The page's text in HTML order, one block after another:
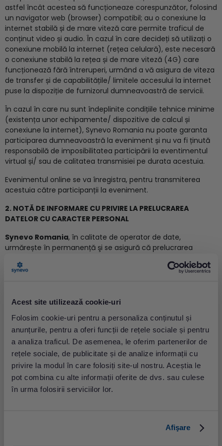
Acest site utilizează cookie-uri
Folosim cookie-uri pentru a personaliza conținutul și
anunțurile, pentru a oferi funcții de rețele sociale și pentru
a analiza traficul. De asemenea, le oferim partenerilor de
rețele sociale, de publicitate și de analize informații cu
privire la modul în care folosiți site-ul nostru. Aceștia le
pot combina cu alte informații oferite de dvs. sau culese
în urma folosirii serviciilor lor.
Afişare
astfel încât acestea să funcționeaze corespunzător, folosind
un navigator web (browser) compatibil; au o conexiune la
internet stabilă și de mare viteză care permite traficul de
conținut video și audio. În cazul în care decideți să utilizați o
conexiune mobilă la internet (rețea celulară), este necesară
o conexiune stabilă la rețea și de mare viteză (4G) care
funcționează fără întreruperi, urmând a vă asigura de viteza
de transfer și de capabilitățile/ limitele accesului la internet
puse la dispoziție de furnizorul dumneavoastră de servicii.
În cazul în care nu sunt îndeplinite condițiile tehnice minime
(existența unor echipamente/ dispozitive de calcul și
conexiune la internet), Synevo Romania nu poate garanta
participarea dumneavoastră la eveniment și nu va fi ținută
responsabilă de imposibilitatea participării la eventimentul
virtual și/ sau de calitatea transmisiei pe durata acestuia.
Evenimentul online se va înregistra, pentru transmiterea
acestuia către participanții la eveniment.
2. NOTĂ DE INFORMARE CU PRIVIRE LA PRELUCRAREA
DATELOR CU CARACTER PERSONAL
Synevo Romania, în calitate de operator de date,
urmărește în permanență şi se asigură că prelucrarea
şi legislaţia privind protecția datelor cu caracter personal, în
datelor cu caracter personal şi libera circulaţie a acestor
RGPD”).
Ce date cu caracter personal prelucrează Synevo Romania?
Synevo Romania poate prelucra următoarele date cu
caracter personal: (i) datele cu caracter personal furnizate
prin completarea formularului de înregistrare (respectiv,
numele și prenumele, adresă de e-mail, specialitate
caz și (iii) date cu caracter personal obținute în cadrul